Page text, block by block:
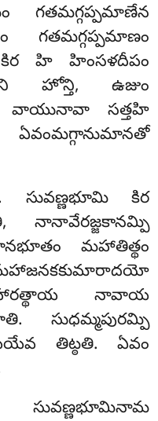
గతమగ్గప్పమాణేన
గతమగ్గప్పమాణం
హి హింసళదీపం
హోన్తి, ఉజుం
వాయునావా సత్తహి
కిర
నానావేరజ్జకానమ్పి
మహాతిత్థం
నావాయ
సుధమ్మపురమ్పి
తిట్ఠతి. ఏవం